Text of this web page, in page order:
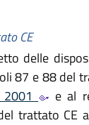
CE
delle
87 e 88 del
e al
trattato CE